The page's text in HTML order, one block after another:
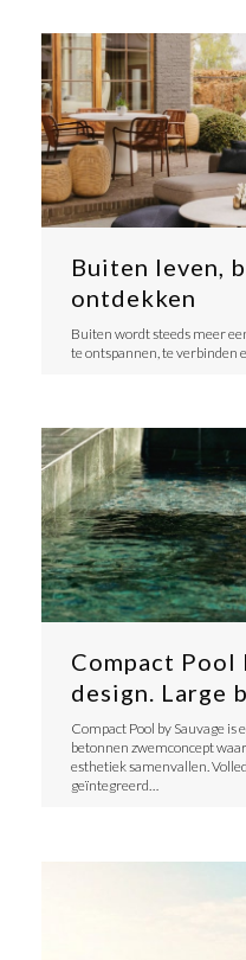
Buiten leven,
ontdekken
​Buiten wordt steeds meer
te ontspannen, te verbinden
Compact Pool
design. Large
​Compact Pool by Sauvage
betonnen zwemconcept
esthetiek samenvallen.
geïntegreerd…